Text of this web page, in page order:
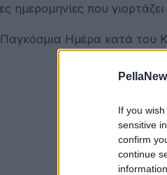
If you
sensitive
confirm
continue
ημερομηνίες που
Ημέρα κατά του